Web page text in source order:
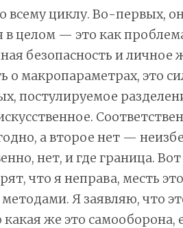
всему циклу. Во-первых,
целом — это как
безопасность и личное
о макропараметрах, это
постулируемое
а второе нет —
нет, и где граница.
что я неправа, месть
Я заявляю, что
же это самооборона,